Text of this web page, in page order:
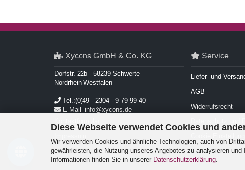
Diese Webseite verwendet Cookies und
Wir verwenden Cookies und ähnliche Technologien, auch von
gewährleisten, die Nutzung unseres Angebotes zu analysieren
Informationen finden Sie in unserer Datenschutzerklärung.
Xycons GmbH & Co. KG
Dorfstr. 22b - 58239 Schwerte
Nordrhein-Westfalen
Tel.:(0)49 - 2304 - 9 79 99 40
E-Mail: info@xycons.de
Service
Liefer- und
AGB
Widerrufsrecht